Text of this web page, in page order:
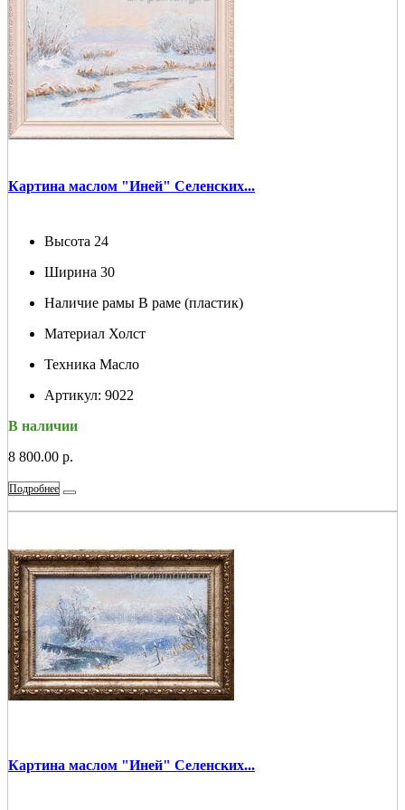
Картина маслом "Иней" Селенских...
Высота 24
Ширина 30
Наличие рамы В раме (пластик)
Материал Холст
Техника Масло
Артикул: 9022
В наличии
8 800.00 р.
Подробнее
Картина маслом "Иней" Селенских...